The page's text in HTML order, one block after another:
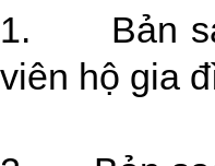
1. Bản sao
viên hộ gia